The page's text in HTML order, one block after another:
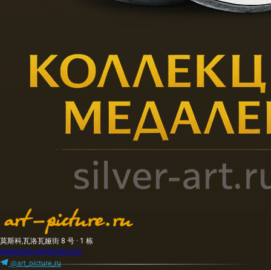
莫斯科,瓦洛瓦娅街 8 号 · 1 栋
artpicture.ru@gmail.com
@art_picture_ru